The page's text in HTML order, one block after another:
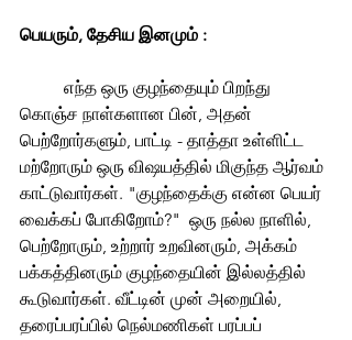
பெயரும், தேசிய இனமும் :
கொஞ்ச நாள்களான பின், அதன்
பெற்றோர்களும், பாட்டி - தாத்தா உள்ளிட்ட
மற்றோரும் ஒரு விஷயத்தில் மிகுந்த ஆர்வம்
காட்டுவார்கள். "குழந்தைக்கு என்ன பெயர்
வைக்கப் போகிறோம்?"  ஒரு நல்ல நாளில்,
பெற்றோரும், உற்றார் உறவினரும், அக்கம்
பக்கத்தினரும் குழந்தையின் இல்லத்தில்
கூடுவார்கள். வீட்டின் முன் அறையில்,
தரைப்பரப்பில் நெல்மணிகள் பரப்பப்